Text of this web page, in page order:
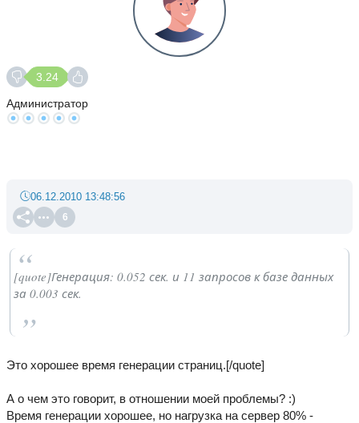
3.24
Администратор
6
06.12.2010 13:48:56
[quote]Генерация: 0.052 сек. и 11 запросов к базе данных
за 0.003 сек.
Это хорошее время генерации страниц.[/quote]
А о чем это говорит, в отношении моей проблемы? :)
Время генерации хорошее, но нагрузка на сервер 80% -